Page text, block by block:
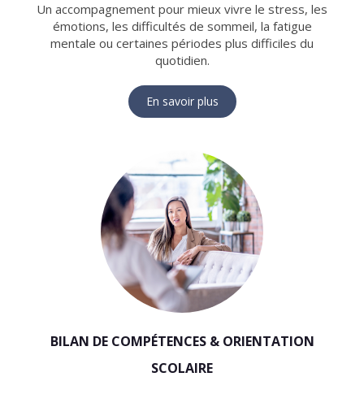
Un accompagnement pour mieux vivre le stress, les
émotions, les difficultés de sommeil, la fatigue
mentale ou certaines périodes plus difficiles du
quotidien.
En savoir plus
BILAN DE COMPÉTENCES & ORIENTATION
SCOLAIRE